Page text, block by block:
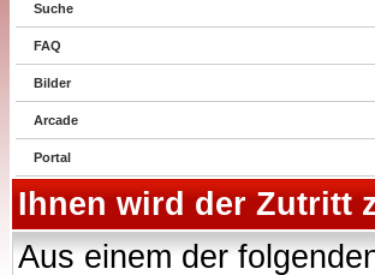
Suche
FAQ
Bilder
Arcade
Portal
Ihnen wird der Zutritt
Aus einem der